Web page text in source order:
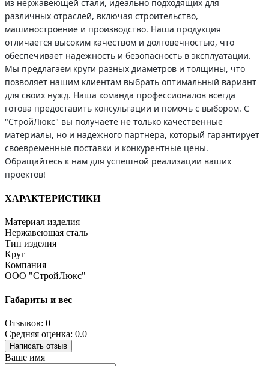
из нержавеющей стали, идеально подходящих для
различных отраслей, включая строительство,
машиностроение и производство. Наша продукция
отличается высоким качеством и долговечностью, что
обеспечивает надежность и безопасность в эксплуатации.
Мы предлагаем круги разных диаметров и толщины, что
позволяет нашим клиентам выбрать оптимальный вариант
для своих нужд. Наша команда профессионалов всегда
готова предоставить консультации и помочь с выбором. С
"СтройЛюкс" вы получаете не только качественные
материалы, но и надежного партнера, который гарантирует
своевременные поставки и конкурентные цены.
Обращайтесь к нам для успешной реализации ваших
проектов!
ХАРАКТЕРИСТИКИ
Материал изделия
Нержавеющая сталь
Тип изделия
Круг
Компания
ООО "СтройЛюкс"
Габариты и вес
Отзывов: 0
Средняя оценка: 0.0
Написать отзыв
Ваше имя